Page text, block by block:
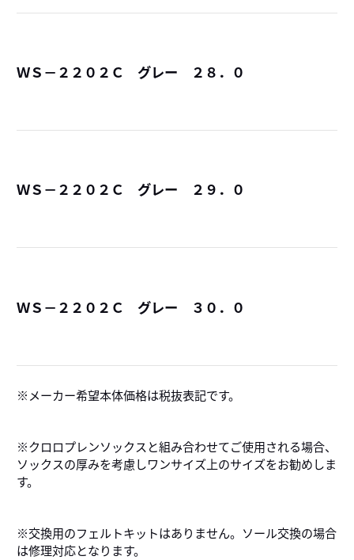
ＷＳ－２２０２Ｃ グレー ２８．０
ＷＳ－２２０２Ｃ グレー ２９．０
ＷＳ－２２０２Ｃ グレー ３０．０
メーカー希望本体価格は税抜表記です。
※クロロプレンソックスと組み合わせてご使用される場合、
ソックスの厚みを考慮しワンサイズ上のサイズをお勧めしま
す。
※交換用のフェルトキットはありません。ソール交換の場合
は修理対応となります。